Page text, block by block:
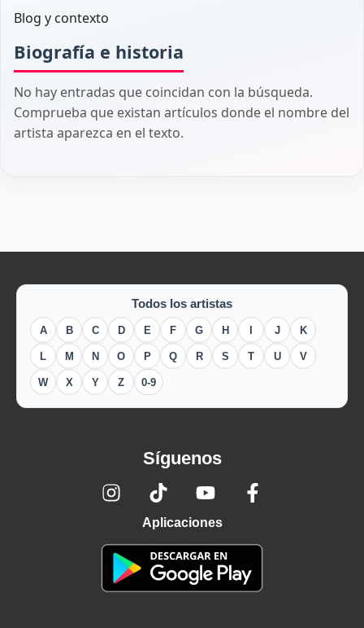
Blog y contexto
Biografía e historia
No hay entradas que coincidan con la búsqueda.
Comprueba que existan artículos donde el nombre del
artista aparezca en el texto.
Todos los artistas
A B C D E F G H I J K
L M N O P Q R S T U V
W X Y Z 0-9
Síguenos
Aplicaciones